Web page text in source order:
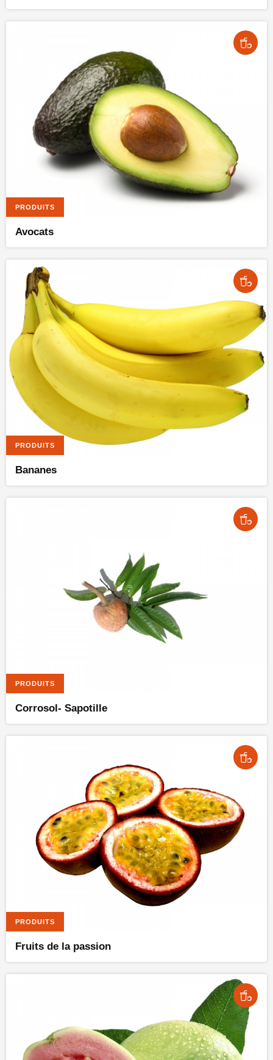
PRODUITS
Avocats
PRODUITS
Bananes
PRODUITS
Corrosol- Sapotille
PRODUITS
Fruits de la passion